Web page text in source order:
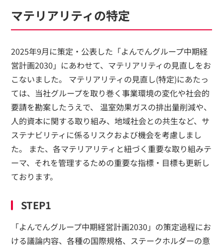
マテリアリティの特定
2025年9月に策定・公表した「よんでんグループ中期経
営計画2030」にあわせて、マテリアリティの見直しをお
こないました。 マテリアリティの見直し(特定)にあたっ
ては、当社グループを取り巻く事業環境の変化や社会的
要請を勘案したうえで、 温室効果ガスの排出量削減や、
人的資本に関する取り組み、地域社会との共生など、サ
ステナビリティに係るリスクおよび機会を考慮しまし
た。 また、各マテリアリティと紐づく重要な取り組みテ
ーマ、それを管理するための重要な指標・目標も更新し
ております。
STEP1
「よんでんグループ中期経営計画2030」の策定過程にお
ける議論内容、各種の国際規格、ステークホルダーの意